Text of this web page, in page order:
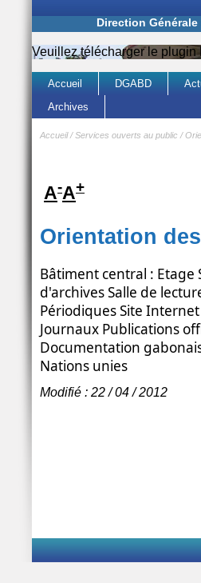
Direction
Veuillez télécharger le plugin
Accueil DGABD
Archives
Accueil /Services ouverts au public /
A-A+
Orientation
Bâtiment central : Etage
d'archives Salle de
Périodiques Site
Journaux Publications
Documentation
Nations unies
Modifié : 22 / 04 / 2012